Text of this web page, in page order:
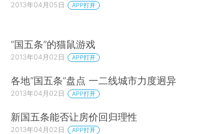
2013年04月05日 APP打开
“国五条”的猫鼠游戏
2013年04月02日 APP打开
各地“国五条”盘点 一二线城市力度迥异
2013年04月02日 APP打开
新国五条能否让房价回归理性
2013年04月02日 APP打开